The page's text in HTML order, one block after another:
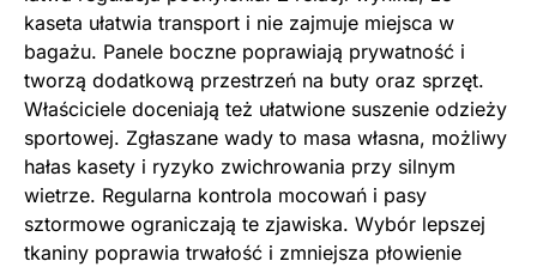
kaseta ułatwia transport i nie zajmuje miejsca w
bagażu. Panele boczne poprawiają prywatność i
tworzą dodatkową przestrzeń na buty oraz sprzęt.
Właściciele doceniają też ułatwione suszenie odzieży
sportowej. Zgłaszane wady to masa własna, możliwy
hałas kasety i ryzyko zwichrowania przy silnym
wietrze. Regularna kontrola mocowań i pasy
sztormowe ograniczają te zjawiska. Wybór lepszej
tkaniny poprawia trwałość i zmniejsza płowienie